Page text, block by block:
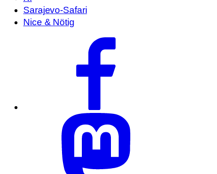
Sarajevo-Safari
Nice & Nötig